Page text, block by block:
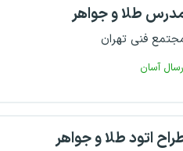
طلا و جواهر
فنی تهران
آسان
اتود طلا و جواهر